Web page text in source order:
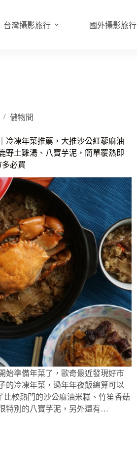
台灣攝影旅行 國外攝影旅行
儲物間
冷凍年菜推薦，大推沙公紅藜麻油
野土雞湯、八寶芋泥，簡單覆熱即
多必買
始準備年菜了，歐奇最近發現好市
的冷凍年菜，過年年夜飯總算可以
比較熱門的沙公麻油米糕、竹笙香菇
特別的八寶芋泥，另外還有…